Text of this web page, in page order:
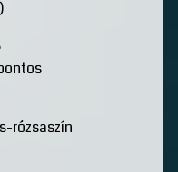
rózsaszín